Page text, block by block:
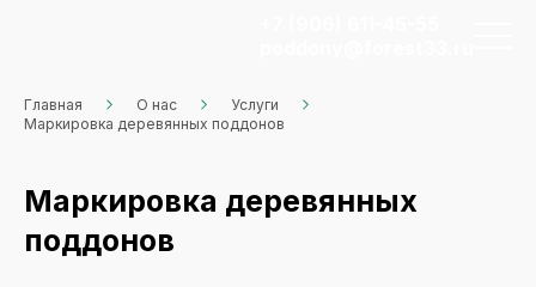
Главная О нас
Услуги
Маркировка деревянных поддонов
Маркировка деревянных
поддонов